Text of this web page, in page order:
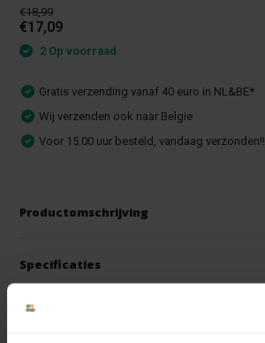
€18,99
€17,09
2 Op voorraad
Gratis verzending vanaf 40 euro in NL&BE*
Wij verzenden ook naar Belgie
Voor 15.00 uur besteld, vandaag verzonden!!
Productomschrijving
Specificaties
Reviews